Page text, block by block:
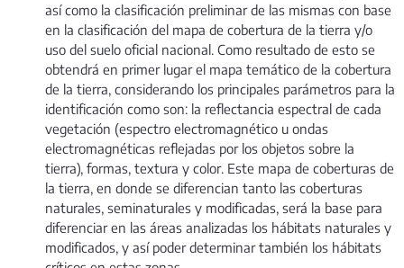
así como la clasificación preliminar de las mismas con base
en la clasificación del mapa de cobertura de la tierra y/o
uso del suelo oficial nacional. Como resultado de esto se
obtendrá en primer lugar el mapa temático de la cobertura
de la tierra, considerando los principales parámetros para la
identificación como son: la reflectancia espectral de cada
vegetación (espectro electromagnético u ondas
electromagnéticas reflejadas por los objetos sobre la
tierra), formas, textura y color. Este mapa de coberturas de
la tierra, en donde se diferencian tanto las coberturas
naturales, seminaturales y modificadas, será la base para
diferenciar en las áreas analizadas los hábitats naturales y
modificados, y así poder determinar también los hábitats